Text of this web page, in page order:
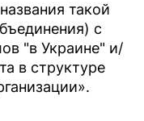
такой
с
"в Украине" и/
в структуре